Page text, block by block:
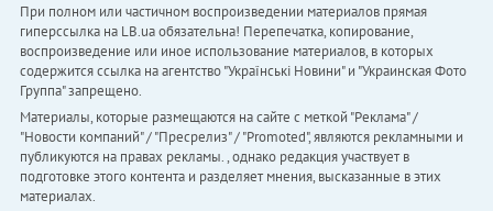
При полном или частичном воспроизведении материалов прямая
гиперссылка на LB.ua обязательна! Перепечатка, копирование,
воспроизведение или иное использование материалов, в которых
содержится ссылка на агентство "Українськi Новини" и "Украинская Фото
Группа" запрещено.
Материалы, которые размещаются на сайте с меткой "Реклама" /
"Новости компаний" / "Пресрелиз" / "Promoted", являются рекламными и
публикуются на правах рекламы. , однако редакция участвует в
подготовке этого контента и разделяет мнения, высказанные в этих
материалах.